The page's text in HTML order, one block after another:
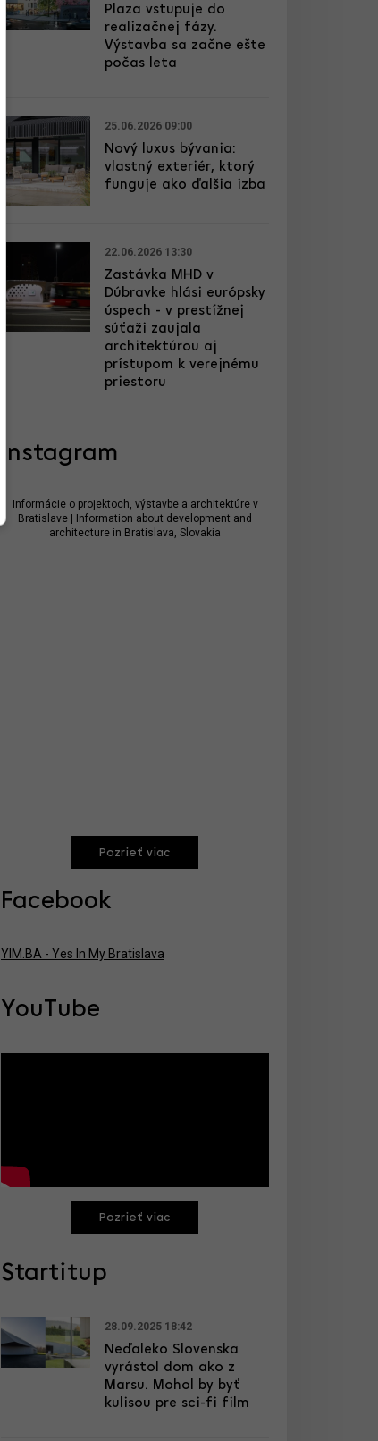
Plaza vstupuje do
realizačnej fázy.
Výstavba sa začne ešte
počas leta
25.06.2026 09:00
Nový luxus bývania:
vlastný exteriér, ktorý
funguje ako ďalšia izba
22.06.2026 13:30
Zastávka MHD v
Dúbravke hlási európsky
úspech - v prestížnej
súťaži zaujala
architektúrou aj
prístupom k verejnému
priestoru
Instagram
Informácie o projektoch, výstavbe a architektúre v
Bratislave | Information about development and
architecture in Bratislava, Slovakia
Pozrieť viac
Facebook
YIM.BA - Yes In My Bratislava
YouTube
Pozrieť viac
Startitup
28.09.2025 18:42
Neďaleko Slovenska
vyrástol dom ako z
Marsu. Mohol by byť
kulisou pre sci-fi film